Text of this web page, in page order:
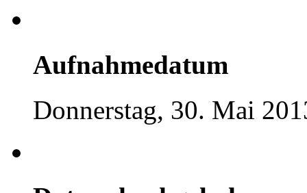
Aufnahmedatum
Donnerstag, 30. Mai